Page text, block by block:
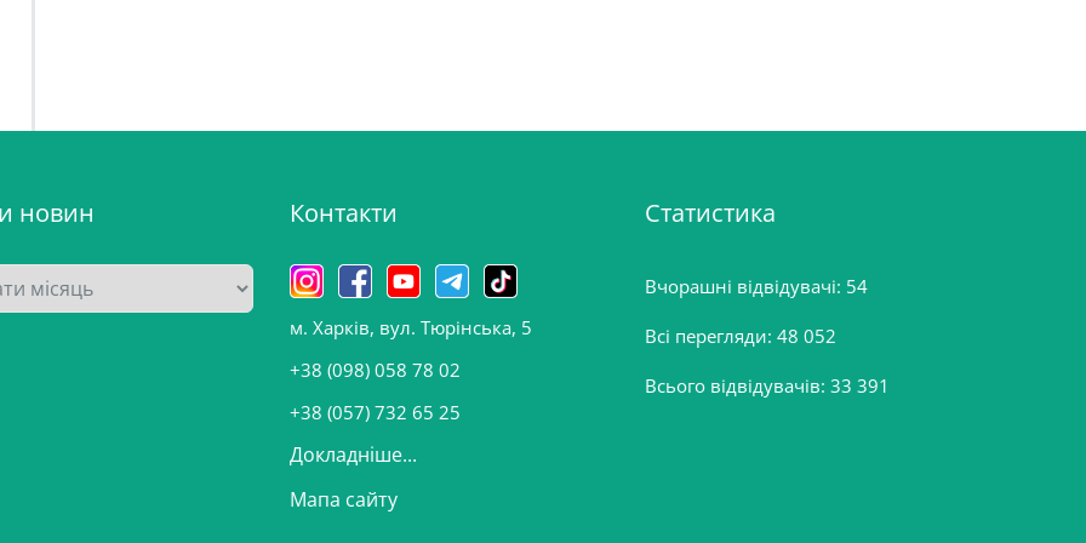
новин Контакти
м. Харків, вул. Тюрінська, 5
+38 (098) 058 78 02
+38 (057) 732 65 25
Докладніше...
Мапа сайту
Статистика
Вчорашні відвідувачі: 54
Всі перегляди: 48 052
Всього відвідувачів: 33 391